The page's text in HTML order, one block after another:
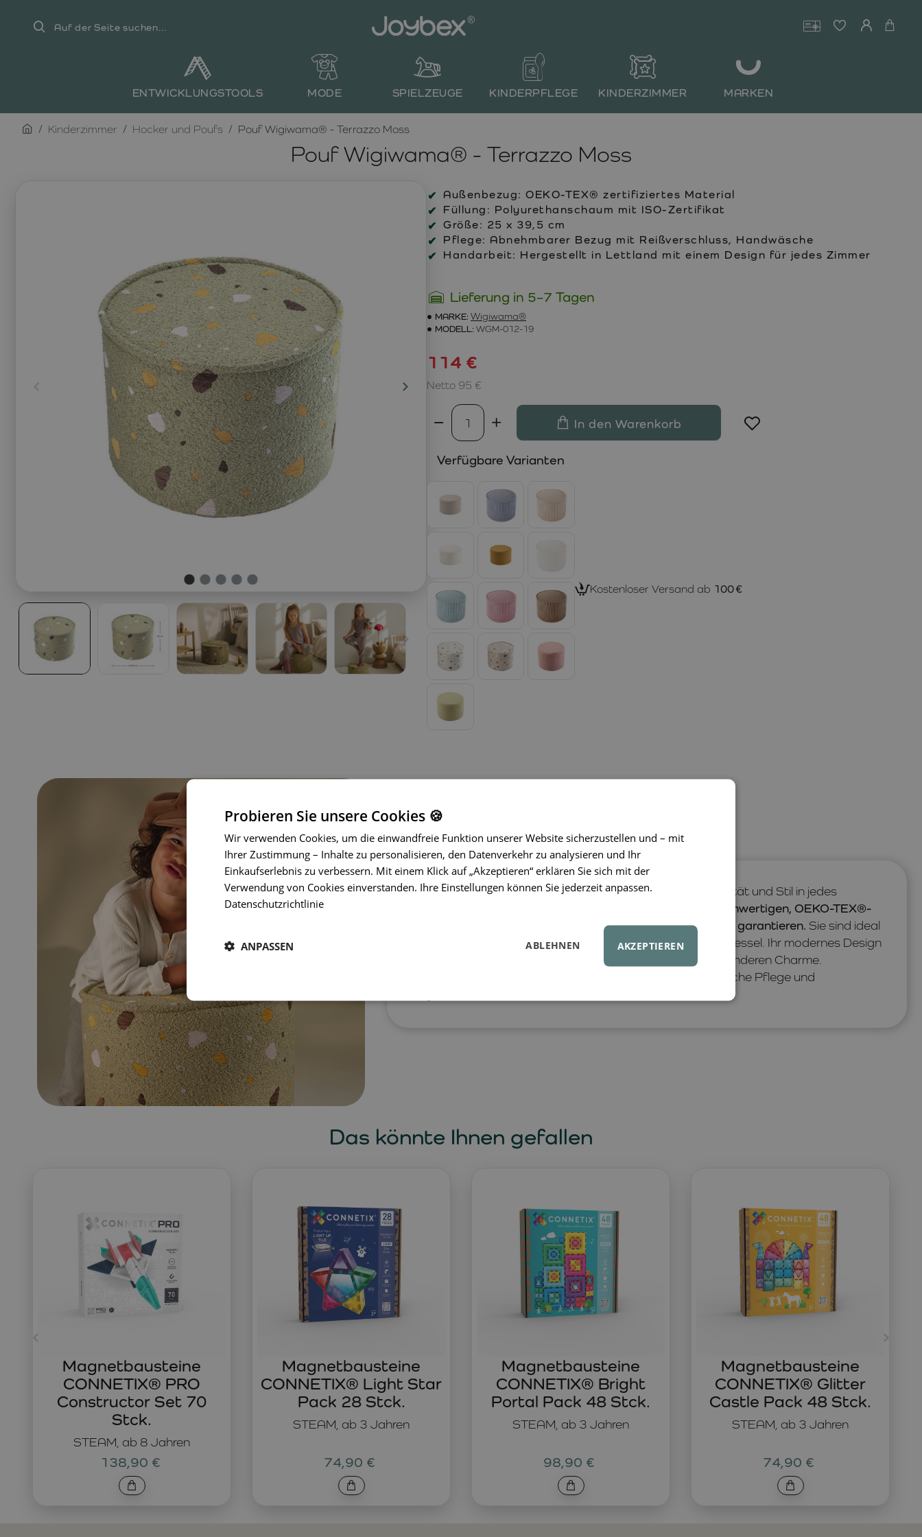
Auf
ENTWICKLUNGSTOOLS MODE SPIELZEUGE KINDERPFLEGE KINDERZIMMER MARKEN
Pouf Wigiwama® - Terrazzo Moss
homeKinderzimmer Hocker und Poufs Pouf Wigiwama® - Terrazzo Moss
Außenbezug: OEKO-TEX® zertifiziertes Material
Füllung: Polyurethanschaum mit ISO-Zertifikat
Größe: 25 x 39,5 cm
Pflege: Abnehmbarer Bezug mit Reißverschluss, Handwäsche
Handarbeit: Hergestellt in Lettland mit einem Design für jedes Zimmer
Lieferung in 5–7 Tagen
MARKE: Wigiwama®
MODELL: WGM-012-19
114 €
Netto 95 €
In den Warenkorb
Verfügbare Varianten
Kostenloser Versand ab 100 €
Die Poufs und Hocker von Wigiwama® bringen Funktionalität und Stil in jedes
Diese vielseitigen Stücke bestehen aus hochwertigen, OEKO-TEX®-
zertifizierten Materialien, die Sicherheit und Langlebigkeit garantieren. Sie sind ideal
zum Sitzen, Spielen oder als Fußstütze für Sitzsäcke und Sessel. Ihr modernes Design
und die lebendigen Farben verleihen dem Raum einen besonderen Charme.
Abnehmbare und waschbare Bezüge sorgen für eine einfache Pflege und
Das könnte Ihnen gefallen
STEAM, ab 8 Jahren
Magnetbausteine
CONNETIX® PRO
Constructor Set 70
Stck.
138,90 €
STEAM, ab 3 Jahren
Magnetbausteine
CONNETIX® Light Star
Pack 28 Stck.
74,90 €
STEAM, ab 3 Jahren
Magnetbausteine
CONNETIX® Bright
Portal Pack 48 Stck.
98,90 €
STEAM, ab 3 Jahren
Magnetbausteine
CONNETIX® Glitter
Castle Pack 48 Stck.
74,90 €
Probieren Sie unsere Cookies 🍪
Wir verwenden Cookies, um die einwandfreie Funktion unserer Website sicherzustellen und – mit
Ihrer Zustimmung – Inhalte zu personalisieren, den Datenverkehr zu analysieren und Ihr
Einkaufserlebnis zu verbessern. Mit einem Klick auf „Akzeptieren“ erklären Sie sich mit der
Verwendung von Cookies einverstanden. Ihre Einstellungen können Sie jederzeit anpassen.
Datenschutzrichtlinie
AKZEPTIEREN
ABLEHNEN
ANPASSEN